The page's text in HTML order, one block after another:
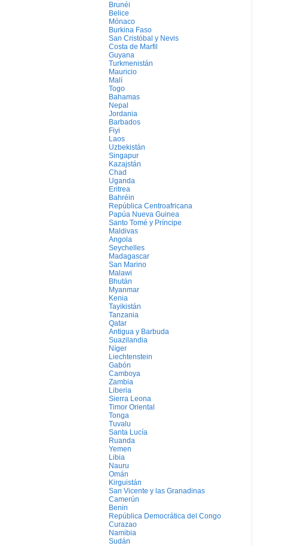
Brunéi
Belice
Mónaco
Burkina Faso
San Cristóbal y Nevis
Costa de Marfil
Guyana
Turkmenistán
Mauricio
Malí
Togo
Bahamas
Nepal
Jordania
Barbados
Fiyi
Laos
Uzbekistán
Singapur
Kazajstán
Chad
Uganda
Eritrea
Bahréin
República Centroafricana
Papúa Nueva Guinea
Santo Tomé y Príncipe
Maldivas
Angola
Seychelles
Madagascar
San Marino
Malawi
Bhután
Myanmar
Kenia
Tayikistán
Tanzania
Qatar
Antigua y Barbuda
Suazilandia
Níger
Liechtenstein
Gabón
Camboya
Zambia
Liberia
Sierra Leona
Timor Oriental
Tonga
Tuvalu
Santa Lucía
Ruanda
Yemen
Libia
Nauru
Omán
Kirguistán
San Vicente y las Granadinas
Camerún
Benin
República Democrática del Congo
Curazao
Namibia
Sudán